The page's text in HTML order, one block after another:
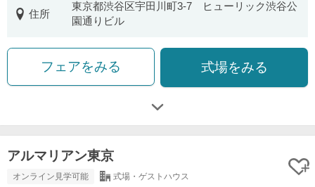
住所
東京都渋谷区宇田川町3-7 ヒューリック渋谷公
園通りビル
フェアをみる 式場をみる
アルマリアン東京
オンライン見学可能 式場・ゲストハウス